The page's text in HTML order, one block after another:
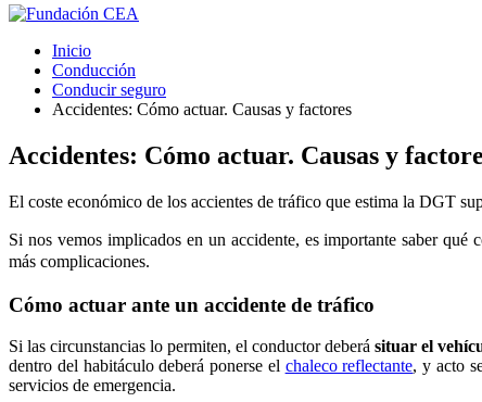
Inicio
Conducción
Conducir seguro
Accidentes: Cómo actuar. Causas y factores
Accidentes: Cómo actuar. Causas y
El coste económico de los accientes de tráfico que estima la DGT
Si nos vemos implicados en un accidente, es importante saber
más complicaciones.
Cómo actuar ante un accidente de tráfico
Si las circunstancias lo permiten, el conductor deberásituar el
dentro del habitáculo deberá ponerse el chaleco reflectante, y acto
servicios de emergencia.